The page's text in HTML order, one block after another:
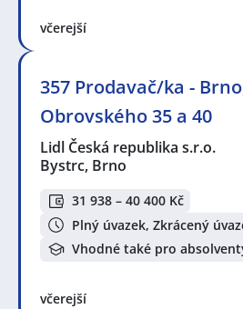
včerejší
357 Prodavač/ka -
Obrovského 35 a 40
Lidl Česká republika s.r.o.
Bystrc, Brno
31 938 – 40 400 Kč
Plný úvazek, Zkrácený
Vhodné také pro
včerejší